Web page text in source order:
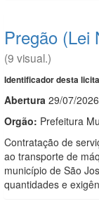
Pregão (Lei
(9 visual.)
Identificador desta
Abertura 29/07/
Orgão: Prefeitura
Contratação de
ao transporte de
município de São
quantidades e